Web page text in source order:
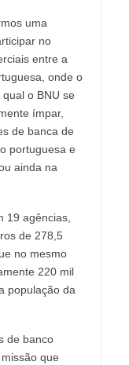
uma
no
entre a
onde o
o BNU se
ímpar,
de banca de
portuguesa e
ainda na
19 agências,
de 278,5
no mesmo
220 mil
população da
de banco
que